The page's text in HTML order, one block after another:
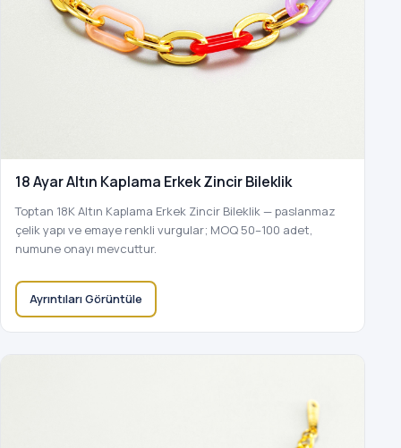
18 Ayar Altın Kaplama Erkek Zincir Bileklik
Toptan 18K Altın Kaplama Erkek Zincir Bileklik — paslanmaz
çelik yapı ve emaye renkli vurgular; MOQ 50–100 adet,
numune onayı mevcuttur.
Ayrıntıları Görüntüle